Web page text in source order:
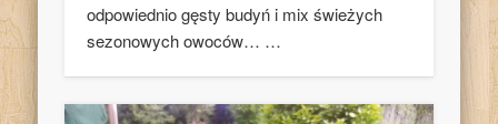
odpowiednio gęsty budyń i mix świeżych
sezonowych owoców… …